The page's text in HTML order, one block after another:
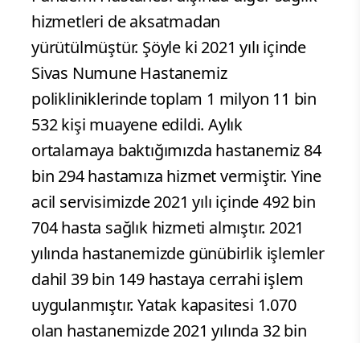
hizmetleri de aksatmadan
yürütülmüştür. Şöyle ki 2021 yılı içinde
Sivas Numune Hastanemiz
polikliniklerinde toplam 1 milyon 11 bin
532 kişi muayene edildi. Aylık
ortalamaya baktığımızda hastanemiz 84
bin 294 hastamıza hizmet vermiştir. Yine
acil servisimizde 2021 yılı içinde 492 bin
704 hasta sağlık hizmeti almıştır. 2021
yılında hastanemizde günübirlik işlemler
dahil 39 bin 149 hastaya cerrahi işlem
uygulanmıştır. Yatak kapasitesi 1.070
olan hastanemizde 2021 yılında 32 bin